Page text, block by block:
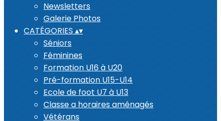
Newsletters
Galerie Photos
CATÉGORIES ▴▾
Séniors
Féminines
Formation U16 à U20
Pré-formation U15-U14
Ecole de foot U7 à U13
Classe a horaires aménagés
Vétérans